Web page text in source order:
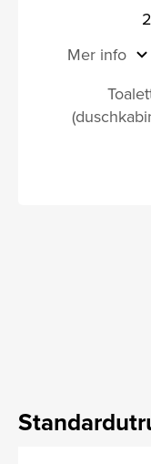
Mer info